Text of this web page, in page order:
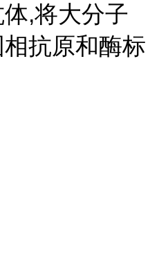
,将大分子
抗原和酶标